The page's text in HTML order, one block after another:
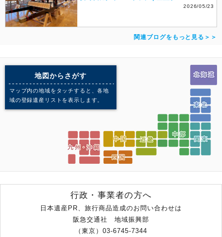
2026/05/23
関連ブログをもっと見る＞＞
地図からさがす
マップ内の地域をタッチすると、各地
域の登録遺産リストを表示します。
行政・事業者の方へ
日本遺産PR、旅行商品造成のお問い合わせは
阪急交通社 地域振興部
（東京）03-6745-7344